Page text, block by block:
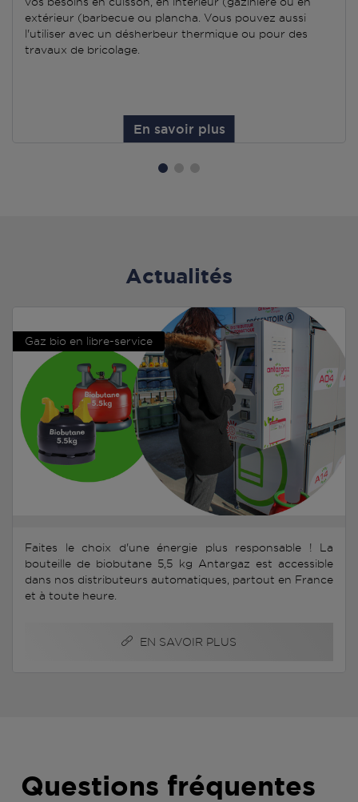
extérieur (barbecue ou plancha. Vous pouvez aussi
l'utiliser avec un désherbeur thermique ou pour des
travaux de bricolage.
En savoir plus
Actualités
Gaz bio en libre-service
Faites le choix d'une énergie plus responsable ! La
bouteille de biobutane 5,5 kg Antargaz est accessible
dans nos distributeurs automatiques, partout en France
et à toute heure.
EN SAVOIR PLUS
Questions fréquentes